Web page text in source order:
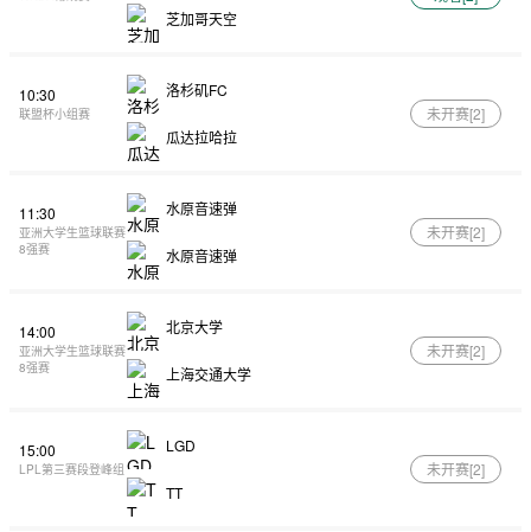
芝加哥天空
10:30
联盟杯小组赛
洛杉矶FC
瓜达拉哈拉
未开赛[2]
11:30
亚洲大学生篮球联赛
8强赛
水原音速弹
水原音速弹
未开赛[2]
14:00
亚洲大学生篮球联赛
8强赛
北京大学
上海交通大学
未开赛[2]
15:00
LPL第三赛段登峰组
LGD
TT
未开赛[2]